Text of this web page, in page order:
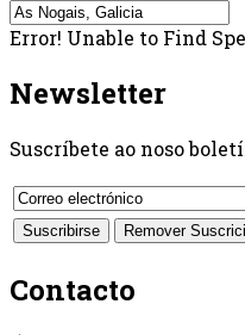
Error! Unable to Find
Newsletter
Suscríbete ao noso
Contacto